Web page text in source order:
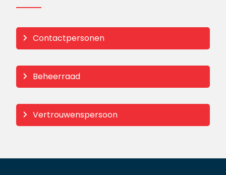
Contactpersonen
Beheerraad
Vertrouwenspersoon